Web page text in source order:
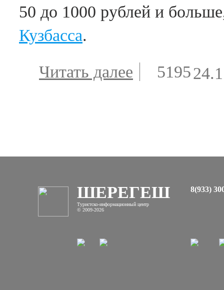
50 до 1000 рублей и
Кузбасса.
Читать далее о Каскад-
5195
ШЕРЕГЕШ
Туристско-информационный центр
© 2009-2026
8(933)